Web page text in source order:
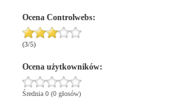
Ocena Controlwebs:
(3/5)
Ocena użytkowników:
Średnia 0 (0 głosów)